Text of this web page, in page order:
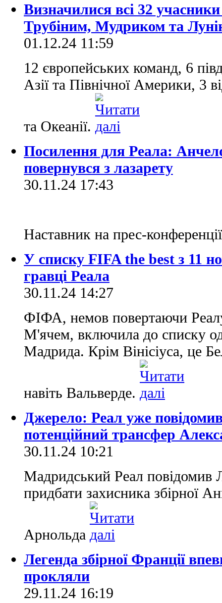
Визначилися всі 32
Трубіним, Мудриком та
01.12.24 11:59
12 європейських команд, 6
Азії та Північної Америки, 3
та Океанії.
Посилення для Реала:
повернувся з лазарету
30.11.24 17:43
Наставник на прес-
У списку FIFA the best з 11
гравці Реала
30.11.24 14:27
ФІФА, немов повертаючи
М'ячем, включила до списку
Мадрида. Крім Вінісіуса, це
навіть Вальверде.
Джерело: Реал уже
потенційний трансфер
30.11.24 10:21
Мадридський Реал повідомив
придбати захисника збірної
Арнольда
Легенда збірної Франції
прокляли
29.11.24 16:19